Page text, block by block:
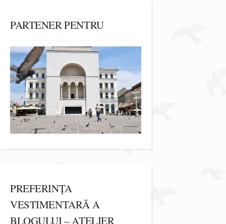
PARTENER PENTRU
PREFERINȚA
VESTIMENTARĂ A
BLOGULUI – ATELIER